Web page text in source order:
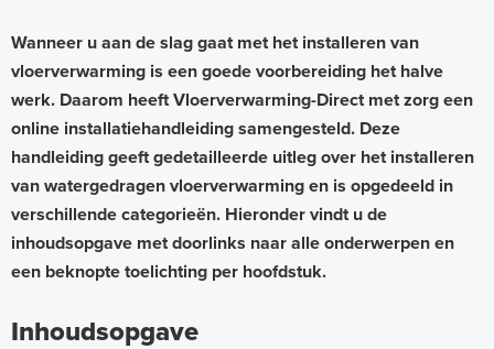
Wanneer u aan de slag gaat met het installeren van
vloerverwarming is een goede voorbereiding het halve
werk. Daarom heeft Vloerverwarming-Direct met zorg een
online installatiehandleiding samengesteld. Deze
handleiding geeft gedetailleerde uitleg over het installeren
van watergedragen vloerverwarming en is opgedeeld in
verschillende categorieën. Hieronder vindt u de
inhoudsopgave met doorlinks naar alle onderwerpen en
een beknopte toelichting per hoofdstuk.
Inhoudsopgave